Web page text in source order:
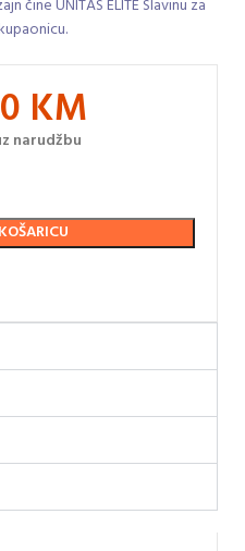
čine UNITAS ELITE Slavinu za
KM
narudžbu